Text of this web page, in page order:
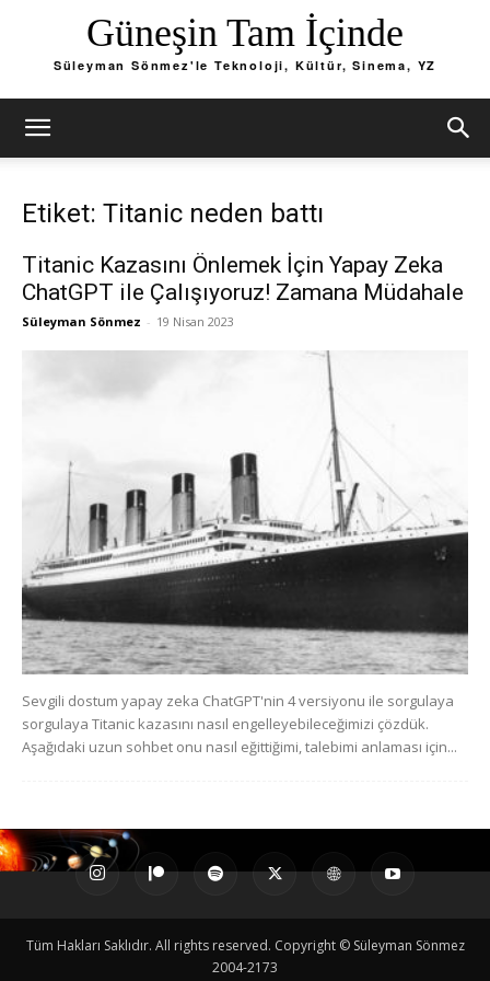
Güneşin Tam İçinde
Süleyman Sönmez'le Teknoloji, Kültür, Sinema, YZ
Etiket: Titanic neden battı
Titanic Kazasını Önlemek İçin Yapay Zeka
ChatGPT ile Çalışıyoruz! Zamana Müdahale
Süleyman Sönmez - 19 Nisan 2023
Sevgili dostum yapay zeka ChatGPT'nin 4 versiyonu ile sorgulaya
sorgulaya Titanic kazasını nasıl engelleyebileceğimizi çözdük.
Aşağıdaki uzun sohbet onu nasıl eğittiğimi, talebimi anlaması için...
Tüm Hakları Saklıdır. All rights reserved. Copyright © Süleyman Sönmez
2004-2173